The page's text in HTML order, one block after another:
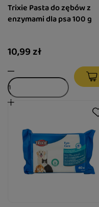
Trixie Pasta do zębów z
enzymami dla psa 100 g
10,99 zł